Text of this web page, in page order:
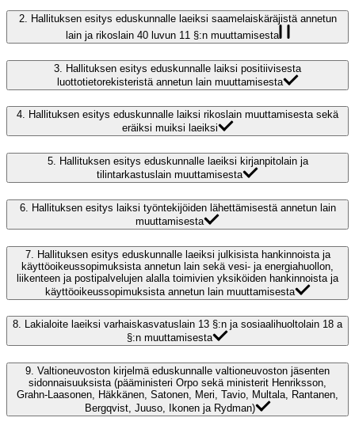
2. Hallituksen esitys eduskunnalle laeiksi saamelaiskäräjistä annetun
lain ja rikoslain 40 luvun 11 §:n muuttamisesta
3. Hallituksen esitys eduskunnalle laiksi positiivisesta
luottotietorekisteristä annetun lain muuttamisesta
4. Hallituksen esitys eduskunnalle laiksi rikoslain muuttamisesta sekä
eräiksi muiksi laeiksi
5. Hallituksen esitys eduskunnalle laeiksi kirjanpitolain ja
tilintarkastuslain muuttamisesta
6.
Hallituksen esitys laiksi työntekijöiden lähettämisestä annetun lain
muuttamisesta
7. Hallituksen esitys eduskunnalle laeiksi julkisista hankinnoista ja
käyttöoikeussopimuksista annetun lain sekä vesi- ja energiahuollon,
liikenteen ja postipalvelujen alalla toimivien yksiköiden hankinnoista ja
käyttöoikeussopimuksista annetun lain muuttamisesta
8. Lakialoite laeiksi varhaiskasvatuslain 13 §:n ja sosiaalihuoltolain 18 a
§:n muuttamisesta
9. Valtioneuvoston kirjelmä eduskunnalle valtioneuvoston jäsenten
sidonnaisuuksista (pääministeri Orpo sekä ministerit Henriksson,
Grahn-Laasonen, Häkkänen, Satonen, Meri, Tavio, Multala, Rantanen,
Bergqvist, Juuso, Ikonen ja Rydman)